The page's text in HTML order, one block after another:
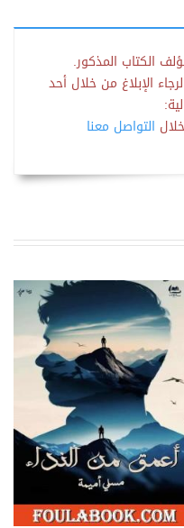
الكتاب المذكور.
الإبلاغ من خلال أحد
التواصل معنا